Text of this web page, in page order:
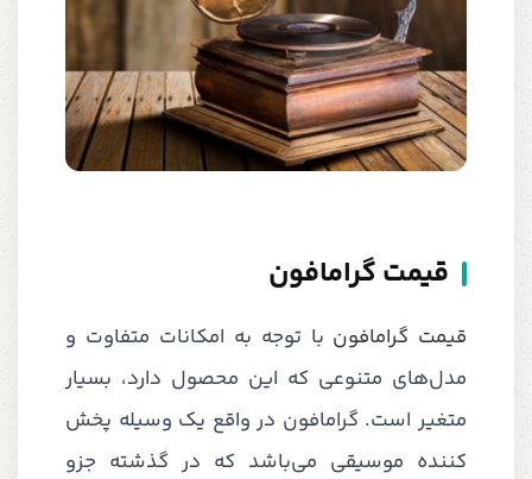
قیمت گرامافون
قیمت گرامافون با توجه به امکانات متفاوت و
مدل‌های متنوعی که این محصول دارد، بسیار
متغیر است. گرامافون در واقع یک وسیله پخش
کننده موسیقی می‌باشد که در گذشته جزو